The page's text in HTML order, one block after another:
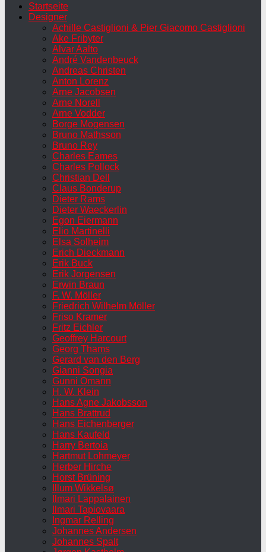
Startseite
Designer
Achille Castiglioni & Pier Giacomo Castiglioni
Ake Fribyter
Alvar Aalto
André Vandenbeuck
Andreas Christen
Anton Lorenz
Arne Jacobsen
Arne Norell
Arne Vodder
Borge Mogensen
Bruno Mathsson
Bruno Rey
Charles Eames
Charles Pollock
Christian Dell
Claus Bonderup
Dieter Rams
Dieter Waeckerlin
Egon Eiermann
Elio Martinelli
Elsa Solheim
Erich Dieckmann
Erik Buck
Erik Jorgensen
Erwin Braun
F. W. Möller
Friedrich Wilhelm Möller
Friso Kramer
Fritz Eichler
Geoffrey Harcourt
Georg Thams
Gerard van den Berg
Gianni Songia
Gunni Omann
H. W. Klein
Hans Agne Jakobsson
Hans Brattrud
Hans Eichenberger
Hans Kaufeld
Harry Bertoia
Hartmut Lohmeyer
Herber Hirche
Horst Brüning
Illum Wikkelsø
Ilmari Lappalainen
Ilmari Tapiovaara
Ingmar Relling
Johannes Andersen
Johannes Spalt